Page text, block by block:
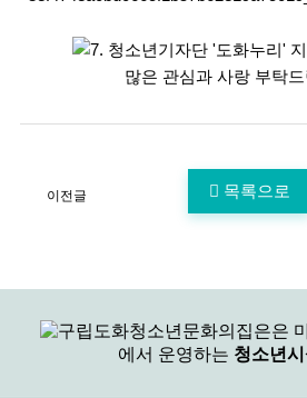
많은 관심과 사랑 부탁
이전글 목록으로
은
에서 운영하는 청소년시